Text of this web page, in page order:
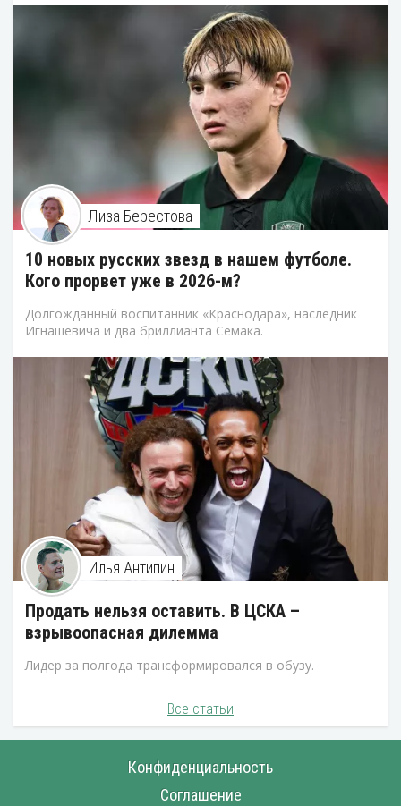
Лиза Берестова
10 новых русских звезд в нашем футболе.
Кого прорвет уже в 2026-м?
Долгожданный воспитанник «Краснодара», наследник
Игнашевича и два бриллианта Семака.
Илья Антипин
Продать нельзя оставить. В ЦСКА –
взрывоопасная дилемма
Лидер за полгода трансформировался в обузу.
Все статьи
Конфиденциальность
Соглашение